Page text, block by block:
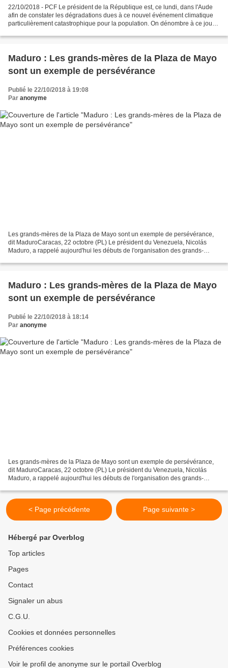
22/10/2018 - PCF Le président de la République est, ce lundi, dans l'Aude
afin de constater les dégradations dues à ce nouvel événement climatique
particulièrement catastrophique pour la population. On dénombre à ce jour
Maduro : Les grands-mères de la Plaza de Mayo
sont un exemple de persévérance
Publié le 22/10/2018 à 19:08
Par anonyme
Les grands-mères de la Plaza de Mayo sont un exemple de persévérance,
dit MaduroCaracas, 22 octobre (PL) Le président du Venezuela, Nicolás
Maduro, a rappelé aujourd'hui les débuts de l'organisation des grands-
Maduro : Les grands-mères de la Plaza de Mayo
sont un exemple de persévérance
Publié le 22/10/2018 à 18:14
Par anonyme
Les grands-mères de la Plaza de Mayo sont un exemple de persévérance,
dit MaduroCaracas, 22 octobre (PL) Le président du Venezuela, Nicolás
Maduro, a rappelé aujourd'hui les débuts de l'organisation des grands-
< Page précédente Page suivante >
Hébergé par Overblog
Top articles
Pages
Contact
Signaler un abus
C.G.U.
Cookies et données personnelles
Préférences cookies
Voir le profil de anonyme sur le portail Overblog